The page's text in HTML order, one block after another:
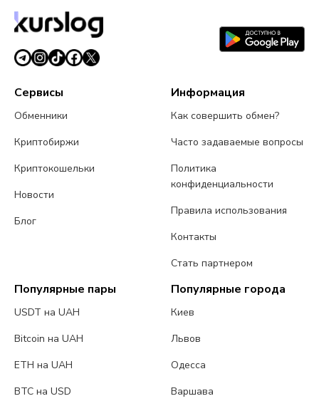
Сервисы
Обменники
Криптобиржи
Криптокошельки
Новости
Блог
Информация
Как совершить обмен?
Часто задаваемые вопросы
Политика
конфиденциальности
Правила использования
Контакты
Стать партнером
Популярные пары
USDT на UAH
Bitcoin на UAH
ETH на UAH
BTC на USD
Популярные города
Киев
Львов
Одесса
Варшава